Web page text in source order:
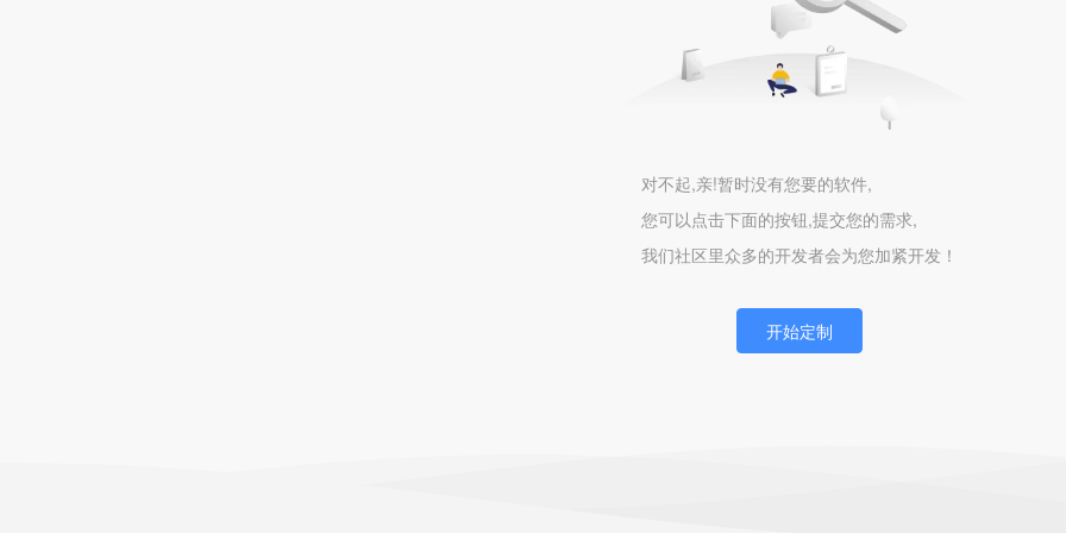
对不起,亲!暂时没有您要的软件,
您可以点击下面的按钮,提交您的需求,
我们社区里众多的开发者会为您加紧开发！
开始定制